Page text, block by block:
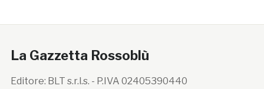
La Gazzetta Rossoblù
Editore: BLT s.r.l.s. - P.IVA 02405390440